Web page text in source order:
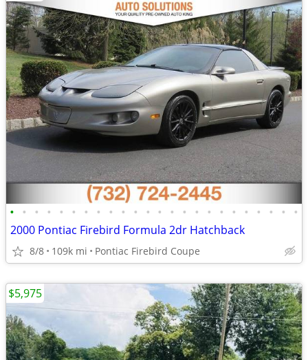
• • • • • • • • • • • • • • • • • • • • • • • •
2000 Pontiac Firebird Formula 2dr Hatchback
8/8 109k mi Pontiac Firebird Coupe
$5,975